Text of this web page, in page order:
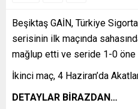
Beşiktaş GAİN, Türkiye
serisinin ilk maçında
mağlup etti ve seride 1-0 öne
İkinci maç, 4 Haziran’da
DETAYLAR BİRAZDAN…